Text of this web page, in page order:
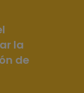
la
de